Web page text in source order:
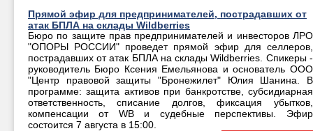
Прямой эфир для предпринимателей, пострадавших от
атак БПЛА на склады Wildberries
Бюро по защите прав предпринимателей и инвесторов ЛРО
"ОПОРЫ РОССИИ" проведет прямой эфир для селлеров,
пострадавших от атак БПЛА на склады Wildberries. Спикеры -
руководитель Бюро Ксения Емельянова и основатель ООО
"Центр правовой защиты "Бронежилет" Юлия Шанина. В
программе: защита активов при банкротстве, субсидиарная
ответственность, списание долгов, фиксация убытков,
компенсации от WB и судебные перспективы. Эфир
состоится 7 августа в 15:00.